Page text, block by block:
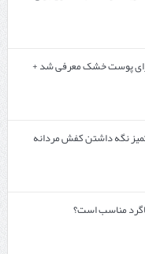
پوست خشک معرفی شد +
نگه داشتن کفش مردانه
مناسب است؟